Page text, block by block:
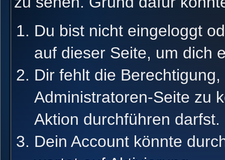
Du bist nicht eingeloggt
auf dieser Seite, um dich
Dir fehlt die
Administratoren-Seite zu
Aktion durchführen darfst.
Dein Account könnte